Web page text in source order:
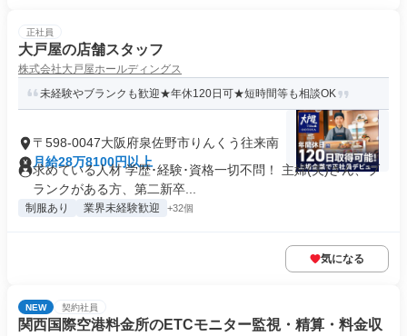
正社員
大戸屋の店舗スタッフ
株式会社大戸屋ホールディングス
未経験やブランクも歓迎★年休120日可★短時間等も相談OK
〒598-0047大阪府泉佐野市りんくう往来南
月給28万8100円以上
求めている人材 学歴･経験･資格一切不問！ 主婦(夫)さん、ブ
ランクがある方、第二新卒...
制服あり 業界未経験歓迎 +32個
気になる
NEW 契約社員
関西国際空港料金所のETCモニター監視・精算・料金収